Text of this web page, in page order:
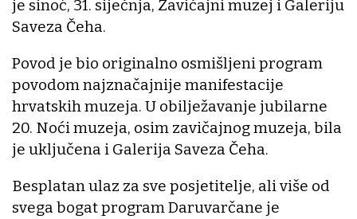
je sinoć, 31. siječnja, Zavičajni muzej i Galeriju
Saveza Čeha.
Povod je bio originalno osmišljeni program
povodom najznačajnije manifestacije
hrvatskih muzeja. U obilježavanje jubilarne
20. Noći muzeja, osim zavičajnog muzeja, bila
je uključena i Galerija Saveza Čeha.
Besplatan ulaz za sve posjetitelje, ali više od
svega bogat program Daruvarčane je